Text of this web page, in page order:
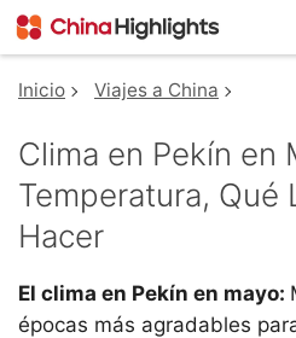
Inicio Viajes a China
Clima en Pekín en
Temperatura, Qué
Hacer
El clima en Pekín en mayo:
épocas más agradables